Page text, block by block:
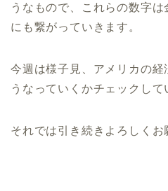
うなもので、これらの数字
にも繋がっていきます。
今週は様子見、アメリカの
うなっていくかチェックして
それでは引き続きよろしくお